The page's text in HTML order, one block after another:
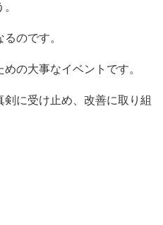
のです。
の大事なイベントです。
に受け止め、改善に取り組